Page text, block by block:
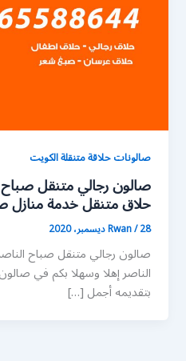
صالونات حلاقة متنقلة الكويت
حلاق متنقل خدمة منازل
Rwan/28 ديسمبر، 2020
صالون رجالي متنقل صباح
الناصر إهلا وسهلا بكم في صالون
بتقديمه أجمل […]